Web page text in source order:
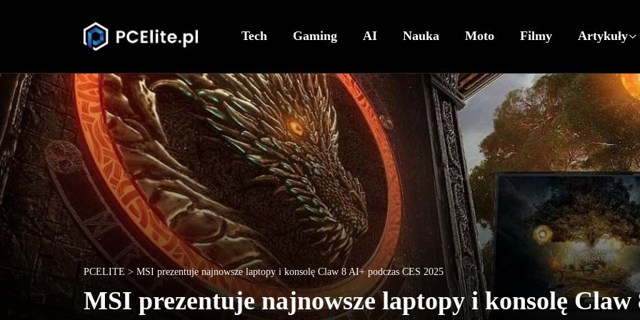
Tech Gaming AI Nauka Moto Filmy Artykuły
PCELITE > MSI prezentuje najnowsze laptopy i konsolę Claw 8 AI+ podczas CES 2025
MSI prezentuje najnowsze laptopy i konsolę Claw